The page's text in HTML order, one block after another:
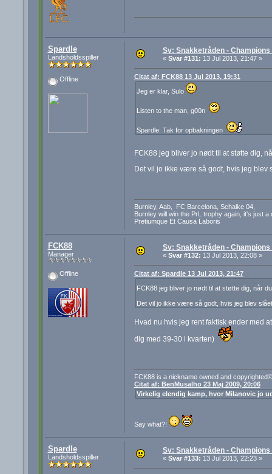
Spardle
Landsholdsspiller
Offline
Sv: Snakketråden - Champions
« Svar #131: 13 Jul 2013, 21:47 »
Citat af: FCK88 13 Jul 2013, 19:31
Jeg er klar, Sulo
Listen to the man, g00n
Spardle: Tak for opbakningen
FCK88 jeg bliver jo nødt til at støtte dig,
Det vil jo ikke være så godt, hvis jeg
Burnley, Aab, FC Barcelona, Schalke 04,
Burnley will win the PrL trophy again, it's just a
Pretiumque Et Causa Laboris
FCK88
Manager
Offline
Sv: Snakketråden - Champions
« Svar #132: 13 Jul 2013, 22:08 »
Citat af: Spardle 13 Jul 2013, 21:47
FCK88 jeg bliver jo nødt til at støtte dig, når
Det vil jo ikke være så godt, hvis jeg blev
Hvad nu hvis jeg rent faktisk ender med
dig med 39-30 i kvarten)
FCK88 is a nickname owned and
Citat af: BenMusalho 23 Maj 2009, 20:06
Virkelig elendig kamp, hvor Milanovic jo
Say what?!
Spardle
Landsholdsspiller
Sv: Snakketråden - Champions
« Svar #133: 13 Jul 2013, 22:23 »